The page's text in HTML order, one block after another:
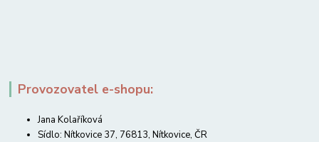
Provozovatel e-shopu:
Jana Kolaříková
Sídlo: Nítkovice 37, 76813, Nítkovice, ČR